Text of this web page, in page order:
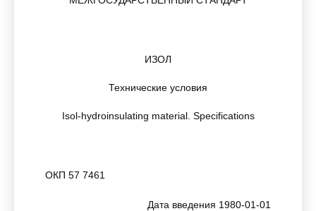
ИЗОЛ
Технические условия
Isol-hydroinsulating material. Specifications
ОКП 57 7461
Дата введения 1980-01-01